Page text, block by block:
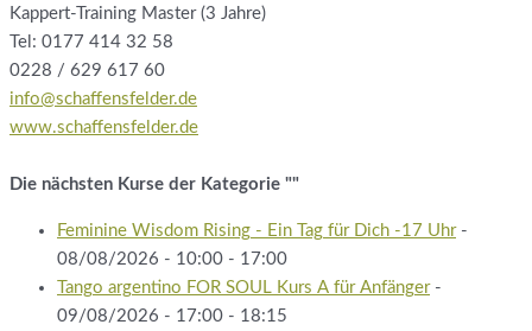
Kappert-Training Master (3 Jahre)
Tel: 0177 414 32 58
0228 / 629 617 60
info@schaffensfelder.de
www.schaffensfelder.de
Die nächsten Kurse der Kategorie ""
Feminine Wisdom Rising - Ein Tag für Dich -17 Uhr-
08/08/2026 - 10:00 - 17:00
Tango argentino FOR SOUL Kurs A für Anfänger-
09/08/2026 - 17:00 - 18:15